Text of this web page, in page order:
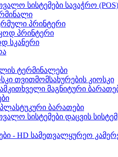
სავაჭრო
პრინტერი
პრინტერი
სკანერი
ტერმინალები
თვითმომსახურების კიოსკი
მაგნიტური
პლასტუკური ბარათები
დაცვის
სამეთვალყურეო